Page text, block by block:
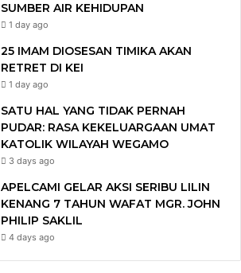
SUMBER AIR KEHIDUPAN
1 day ago
25 IMAM DIOSESAN TIMIKA AKAN
RETRET DI KEI
1 day ago
SATU HAL YANG TIDAK PERNAH
PUDAR: RASA KEKELUARGAAN UMAT
KATOLIK WILAYAH WEGAMO
3 days ago
APELCAMI GELAR AKSI SERIBU LILIN
KENANG 7 TAHUN WAFAT MGR. JOHN
PHILIP SAKLIL
4 days ago